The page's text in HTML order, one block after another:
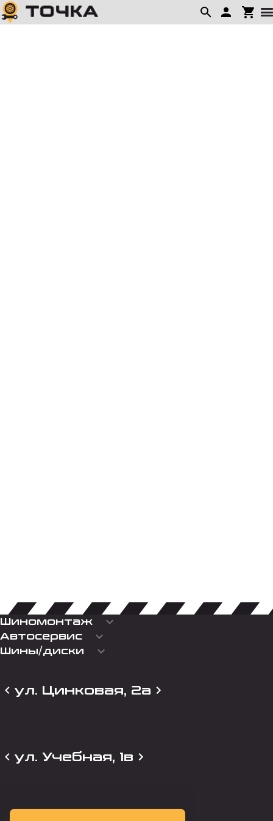
Шиномонтаж keyboard_arrow_down
Автосервис keyboard_arrow_down
Шины/диски keyboard_arrow_down
ул. Цинковая, 2а
ул. Учебная, 1в